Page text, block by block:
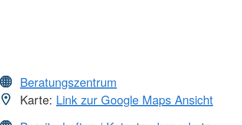
Beratungszentrum
Karte: Link zur Google Maps Ansicht